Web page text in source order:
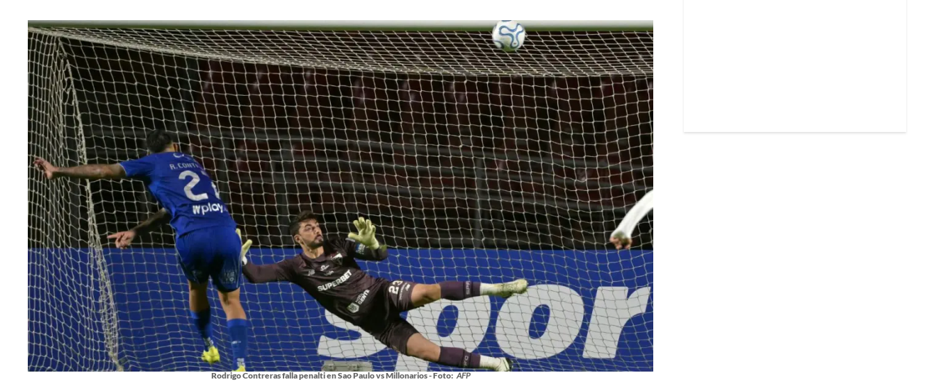
Rodrigo Contreras falla penalti en Sao Paulo vs Millonarios - Foto: AFP